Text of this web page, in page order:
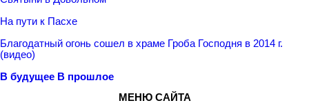
На пути к Пасхе
Благодатный огонь сошел в храме Гроба Господня в 2014 г.
(видео)
В будущее В прошлое
МЕНЮ САЙТА